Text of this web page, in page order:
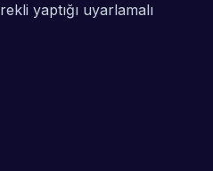
yaptığı uyarlamalı